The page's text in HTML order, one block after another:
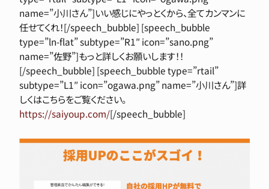
name=”小川さん”]いい感じにやっとくから、全てカンマンに
任せてくれ！[/speech_bubble] [speech_bubble
type=”ln-flat” subtype=”R1″ icon=”sano.png”
name=”佐野”]もっと詳しくお願いします！！
[/speech_bubble] [speech_bubble type=”rtail”
subtype=”L1″ icon=”ogawa.png” name=”小川さん”]詳
しくはこちらをご覧ください。
https://saiyoup.com/[/speech_bubble]